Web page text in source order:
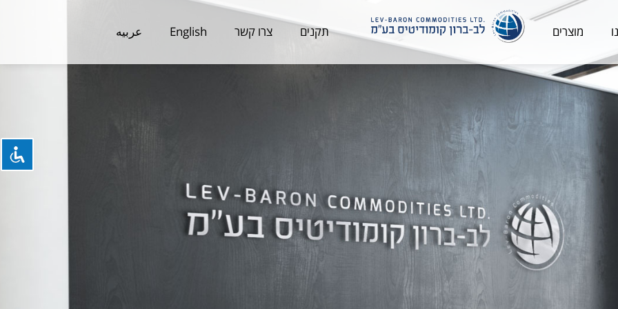
מוצרים תקנים צרו קשר English عربيه